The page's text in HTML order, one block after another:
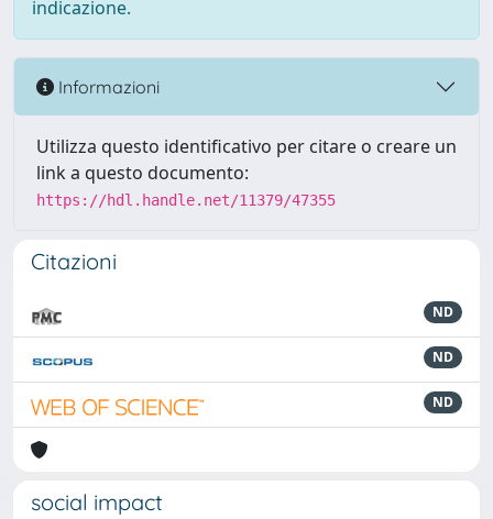
indicazione.
Informazioni
Utilizza questo identificativo per citare o creare un
link a questo documento:
https://hdl.handle.net/11379/47355
Citazioni
ND
ND
ND
social impact